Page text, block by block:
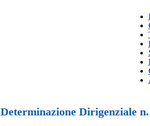
Determinazione Dirigenziale